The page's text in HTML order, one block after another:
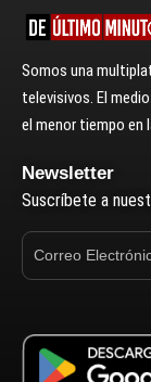
Somos una
televisivos. El
el menor tiempo en
Newsletter
Suscríbete a